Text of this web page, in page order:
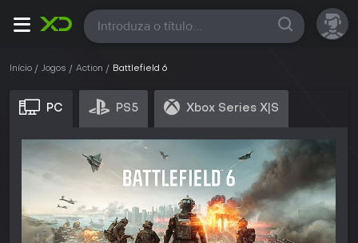
Todas
Início Jogos Action Battlefield 6
PC PS5 Xbox Series X|S